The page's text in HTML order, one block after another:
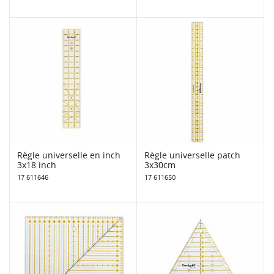
Règle universelle en inch
3x18 inch
17 611646
Règle universelle patch
3x30cm
17 611650